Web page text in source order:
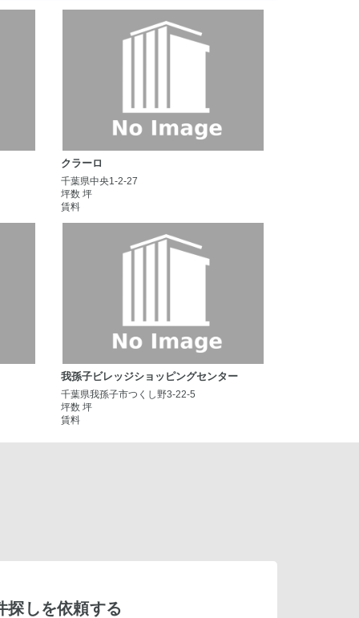
クラーロ
千葉県中央1-2-27
坪数 坪
賃料
我孫子ビレッジショッピングセンター
千葉県我孫子市つくし野3-22-5
坪数 坪
賃料
探しを依頼する